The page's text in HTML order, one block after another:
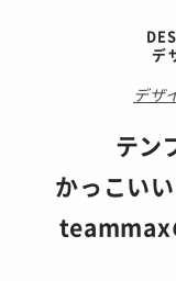
デ
デザ
テン
かっこい
teammax